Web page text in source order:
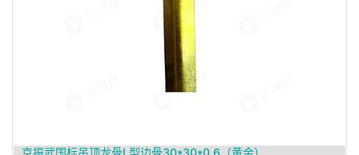
京振武国标吊顶龙骨L型边骨30*30*0.6（黄金）